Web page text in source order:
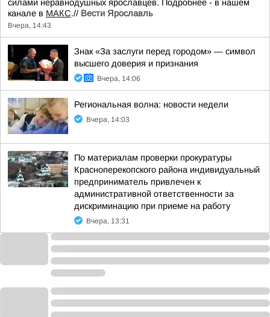
силами неравнодушных ярославцев. Подробнее - в нашем
канале в МАКС.// Вести Ярославль
Вчера, 14:43
Знак «За заслуги перед городом» — символ
высшего доверия и признания
Вчера, 14:06
Региональная волна: новости недели
Вчера, 14:03
По материалам проверки прокуратуры
Красноперекопского района индивидуальный
предприниматель привлечен к
административной ответственности за
дискриминацию при приеме на работу
Вчера, 13:31